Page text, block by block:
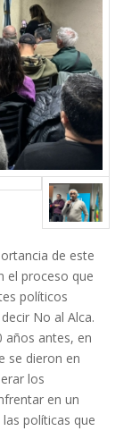
de este
el proceso que
políticos
No al Alca.
años antes, en
se dieron en
los
en un
políticas que